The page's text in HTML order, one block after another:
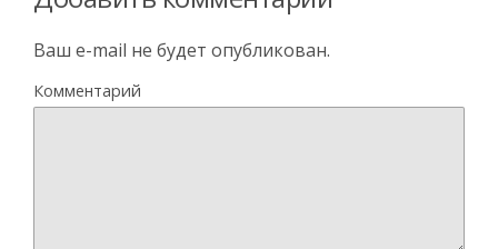
Ваш e-mail не будет опубликован.
Комментарий